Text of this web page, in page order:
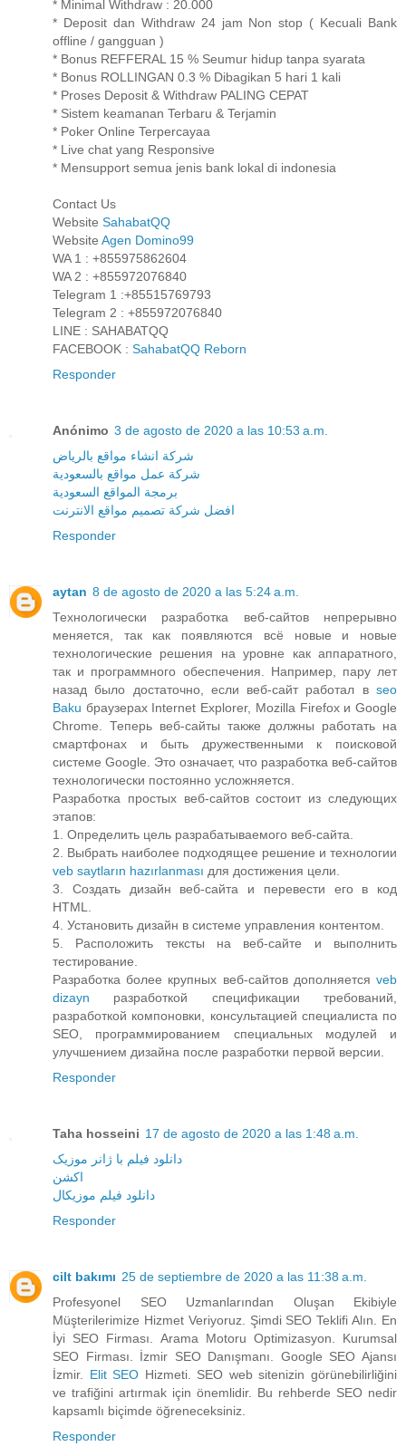
* Minimal Withdraw : 20.000
* Deposit dan Withdraw 24 jam Non stop ( Kecuali Bank
offline / gangguan )
* Bonus REFFERAL 15 % Seumur hidup tanpa syarata
* Bonus ROLLINGAN 0.3 % Dibagikan 5 hari 1 kali
* Proses Deposit & Withdraw PALING CEPAT
* Sistem keamanan Terbaru & Terjamin
* Poker Online Terpercayaa
* Live chat yang Responsive
* Mensupport semua jenis bank lokal di indonesia
Contact Us
Website SahabatQQ
Website Agen Domino99
WA 1 : +855975862604
WA 2 : +855972076840
Telegram 1 :+85515769793
Telegram 2 : +855972076840
LINE : SAHABATQQ
FACEBOOK : SahabatQQ Reborn
Responder
Anónimo 3 de agosto de 2020 a las 10:53 a.m.
شركة انشاء مواقع بالرياض
شركة عمل مواقع بالسعودية
برمجة المواقع السعودية
افضل شركة تصميم مواقع الانترنت
Responder
aytan 8 de agosto de 2020 a las 5:24 a.m.
Технологически разработка веб-сайтов непрерывно
меняется, так как появляются всё новые и новые
технологические решения на уровне как аппаратного,
так и программного обеспечения. Например, пару лет
назад было достаточно, если веб-сайт работал в seo
Baku браузерах Internet Explorer, Mozilla Firefox и Google
Chrome. Теперь веб-сайты также должны работать на
смартфонах и быть дружественными к поисковой
системе Google. Это означает, что разработка веб-сайтов
технологически постоянно усложняется.
Разработка простых веб-сайтов состоит из следующих
этапов:
1. Определить цель разрабатываемого веб-сайта.
2. Выбрать наиболее подходящее решение и технологии
veb saytların hazırlanması для достижения цели.
3. Создать дизайн веб-сайта и перевести его в код
HTML.
4. Установить дизайн в системе управления контентом.
5. Расположить тексты на веб-сайте и выполнить
тестирование.
Разработка более крупных веб-сайтов дополняется veb
dizayn разработкой спецификации требований,
разработкой компоновки, консультацией специалиста по
SEO, программированием специальных модулей и
улучшением дизайна после разработки первой версии.
Responder
Taha hosseini 17 de agosto de 2020 a las 1:48 a.m.
دانلود فیلم با ژانر موزیک
اکشن
دانلود فیلم موزیکال
Responder
cilt bakımı 25 de septiembre de 2020 a las 11:38 a.m.
Profesyonel SEO Uzmanlarından Oluşan Ekibiyle
Müşterilerimize Hizmet Veriyoruz. Şimdi SEO Teklifi Alın. En
İyi SEO Firması. Arama Motoru Optimizasyon. Kurumsal
SEO Firması. İzmir SEO Danışmanı. Google SEO Ajansı
İzmir. Elit SEO Hizmeti. SEO web sitenizin görünebilirliğini
ve trafiğini artırmak için önemlidir. Bu rehberde SEO nedir
kapsamlı biçimde öğreneceksiniz.
Responder